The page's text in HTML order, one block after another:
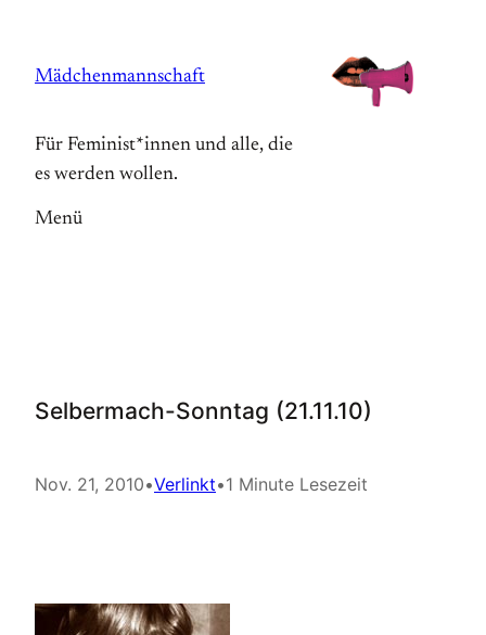
springen
Mädchenmannschaft
Für Feminist*innen und alle, die
es werden wollen.
Menü
Selbermach-Sonntag (21.11.10)
Nov. 21, 2010•Verlinkt•1 Minute Lesezeit